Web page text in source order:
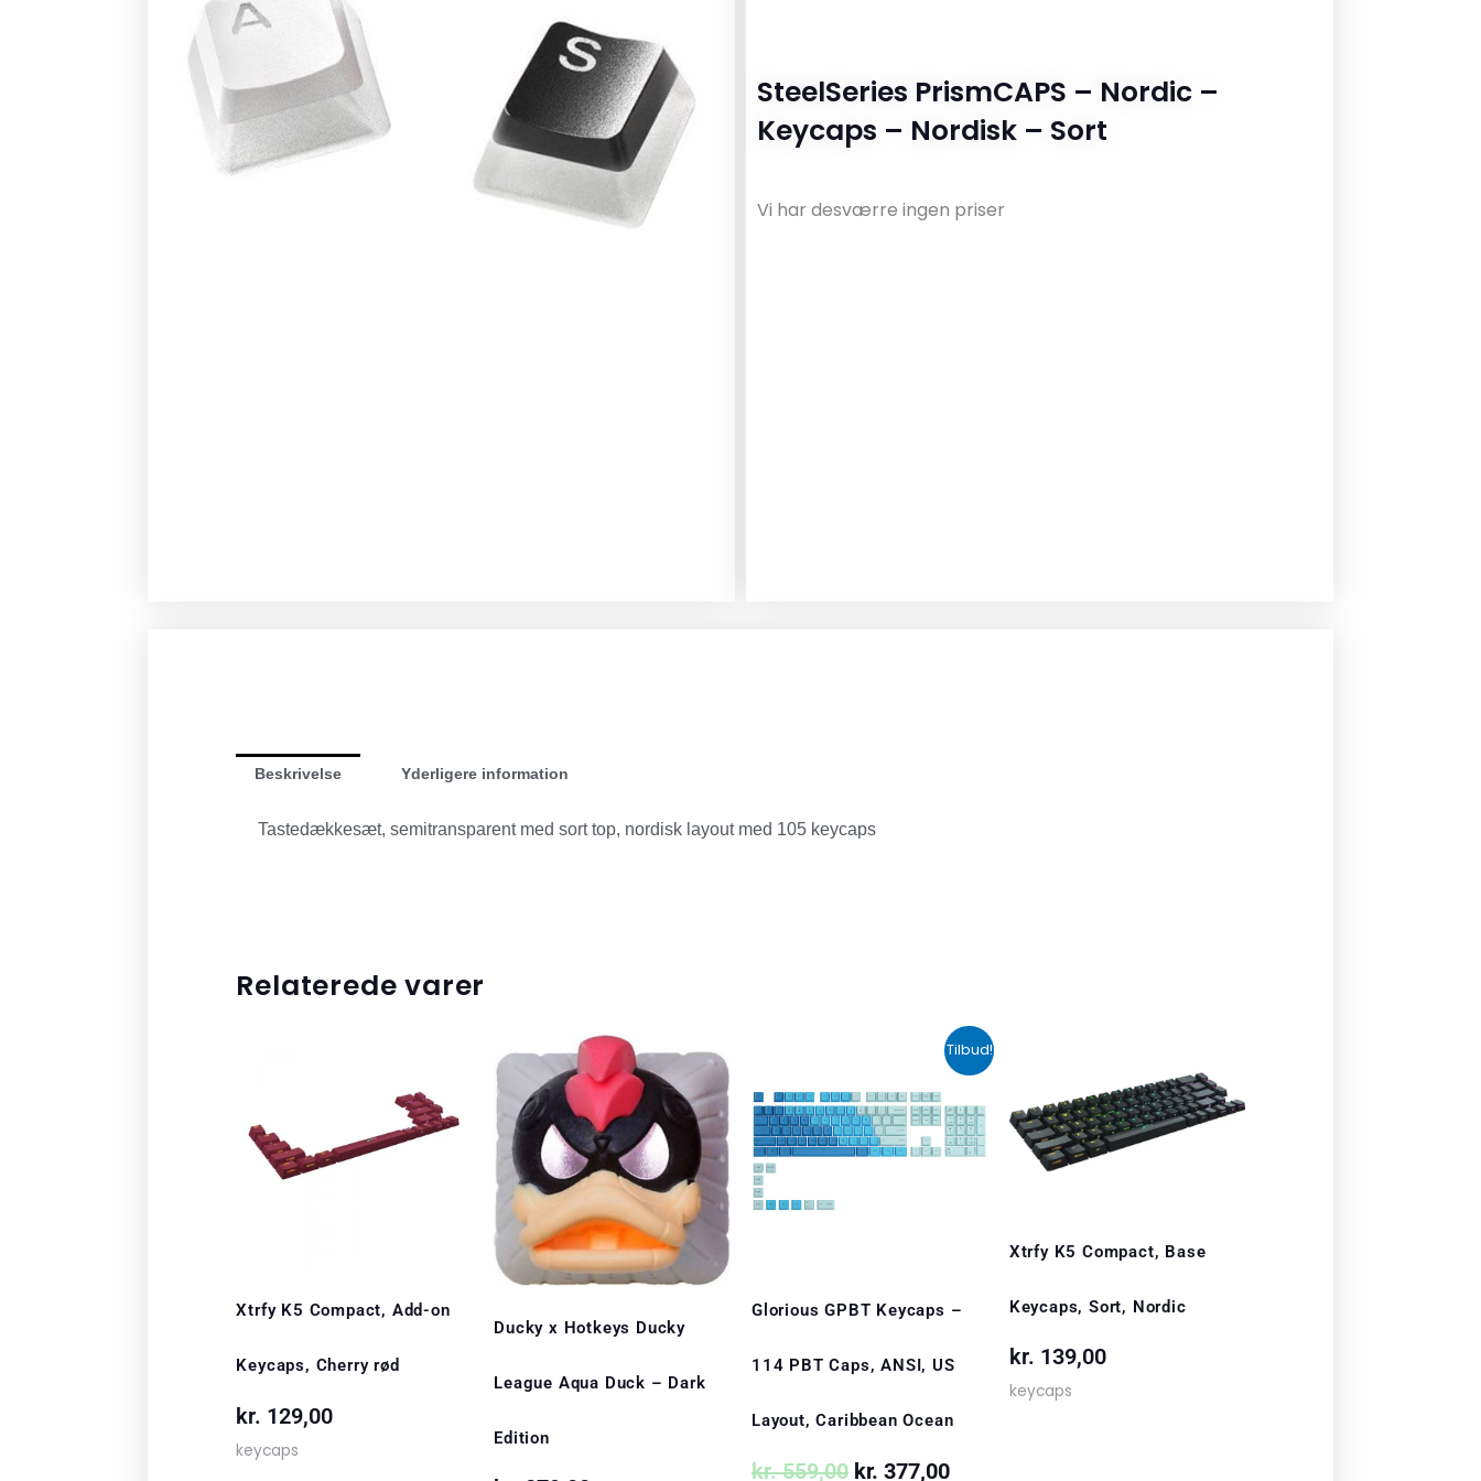
SteelSeries PrismCAPS – Nordic –
Keycaps – Nordisk – Sort
Vi har desværre ingen priser
Beskrivelse Yderligere information
Tastedækkesæt, semitransparent med sort top, nordisk layout med 105 keycaps
Relaterede varer
Xtrfy K5 Compact, Add-on
Keycaps, Cherry rød
kr. 129,00
keycaps
Ducky x Hotkeys Ducky
League Aqua Duck – Dark
Edition
Tilbud!
Glorious GPBT Keycaps –
114 PBT Caps, ANSI, US
Layout, Caribbean Ocean
kr.559,00
oprindelige
pris
var:
kr. 559,00.
kr. 377,00
Den
aktuelle
pris
er:
kr. 377,00.
Xtrfy K5 Compact, Base
Keycaps, Sort, Nordic
kr. 139,00
keycaps